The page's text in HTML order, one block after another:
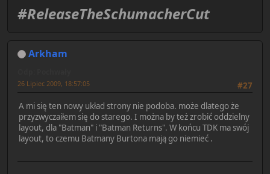
#ReleaseTheSchumacherCut
Arkham
#27
26 Lipiec 2009, 18:57:05
A mi się ten nowy układ strony nie podoba. może dlatego że
przyzwyczaiłem się do starego. I można by też zrobić oddzielny
layout, dla "Batman" i "Batman Returns". W końcu TDK ma swój
layout, to czemu Batmany Burtona mają go niemieć .